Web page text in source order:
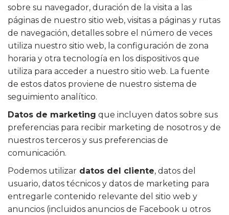
sobre su navegador, duración de la visita a las
páginas de nuestro sitio web, visitas a páginas y rutas
de navegación, detalles sobre el número de veces
utiliza nuestro sitio web, la configuración de zona
horaria y otra tecnología en los dispositivos que
utiliza para acceder a nuestro sitio web. La fuente
de estos datos proviene de nuestro sistema de
seguimiento analítico.
Datos de marketing que incluyen datos sobre sus
preferencias para recibir marketing de nosotros y de
nuestros terceros y sus preferencias de
comunicación.
Podemos utilizar datos del cliente, datos del
usuario, datos técnicos y datos de marketing para
entregarle contenido relevante del sitio web y
anuncios (incluidos anuncios de Facebook u otros